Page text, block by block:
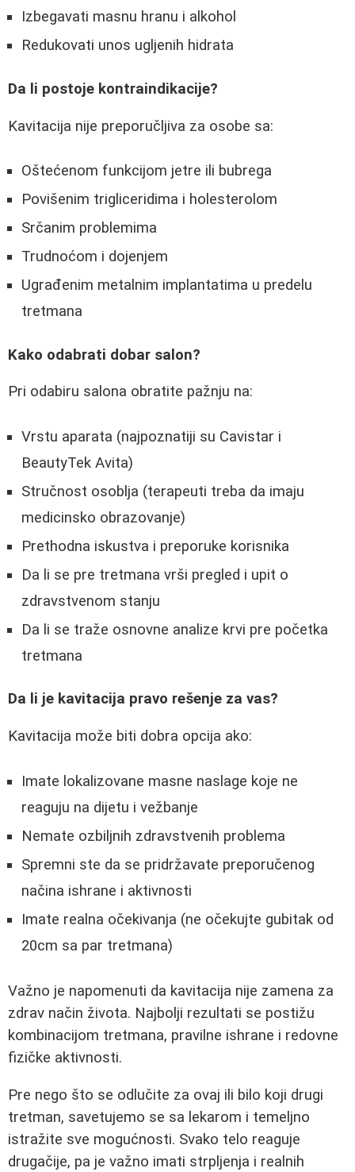
Izbegavati masnu hranu i alkohol
Redukovati unos ugljenih hidrata
Da li postoje kontraindikacije?
Kavitacija nije preporučljiva za osobe sa:
Oštećenom funkcijom jetre ili bubrega
Povišenim trigliceridima i holesterolom
Srčanim problemima
Trudnoćom i dojenjem
Ugrađenim metalnim implantatima u predelu
tretmana
Kako odabrati dobar salon?
Pri odabiru salona obratite pažnju na:
Vrstu aparata (najpoznatiji su Cavistar i
BeautyTek Avita)
Stručnost osoblja (terapeuti treba da imaju
medicinsko obrazovanje)
Prethodna iskustva i preporuke korisnika
Da li se pre tretmana vrši pregled i upit o
zdravstvenom stanju
Da li se traže osnovne analize krvi pre početka
tretmana
Da li je kavitacija pravo rešenje za vas?
Kavitacija može biti dobra opcija ako:
Imate lokalizovane masne naslage koje ne
reaguju na dijetu i vežbanje
Nemate ozbiljnih zdravstvenih problema
Spremni ste da se pridržavate preporučenog
načina ishrane i aktivnosti
Imate realna očekivanja (ne očekujte gubitak od
20cm sa par tretmana)
Važno je napomenuti da kavitacija nije zamena za
zdrav način života. Najbolji rezultati se postižu
kombinacijom tretmana, pravilne ishrane i redovne
fizičke aktivnosti.
Pre nego što se odlučite za ovaj ili bilo koji drugi
tretman, savetujemo se sa lekarom i temeljno
istražite sve mogućnosti. Svako telo reaguje
drugačije, pa je važno imati strpljenja i realnih